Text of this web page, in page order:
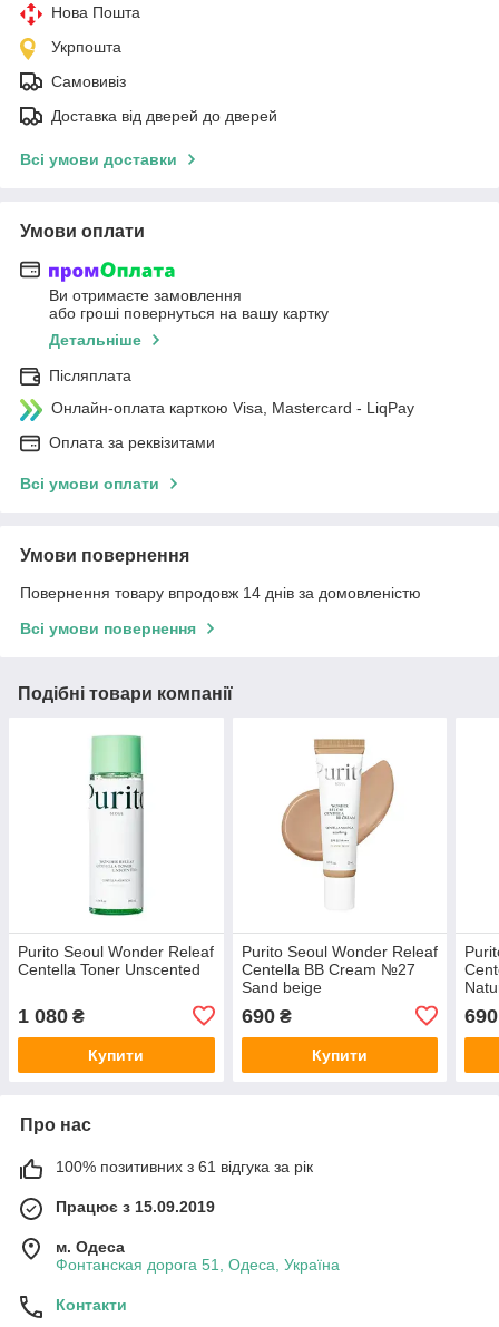
Нова Пошта
Укрпошта
Самовивіз
Доставка від дверей до дверей
Всі умови доставки
Умови оплати
Ви отримаєте замовлення
або гроші повернуться на вашу картку
Детальніше
Післяплата
Онлайн-оплата карткою Visa, Mastercard - LiqPay
Оплата за реквізитами
Всі умови оплати
Умови повернення
Повернення товару впродовж 14 днів за домовленістю
Всі умови повернення
Подібні товари компанії
Purito Seoul Wonder Releaf
Centella Toner Unscented
1 080 ₴
Купити
Purito Seoul Wonder Releaf
Centella BB Cream №27
Sand beige
690₴
Купити
690
Про нас
100% позитивних з 61 відгука за рік
Працює з 15.09.2019
м. Одеса
Фонтанская дорога 51, Одеса, Україна
Контакти